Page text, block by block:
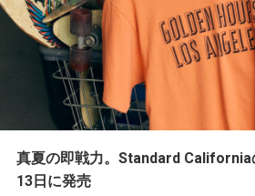
真夏の即戦力。Standard California
13日に発売